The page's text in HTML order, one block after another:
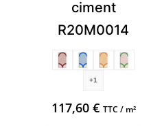
ciment
R20M0014
+1
117,60 € TTC / m²